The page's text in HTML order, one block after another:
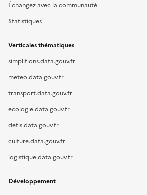
Échangez avec la communauté
Statistiques
Verticales thématiques
simplifions.data.gouv.fr
meteo.data.gouv.fr
transport.data.gouv.fr
ecologie.data.gouv.fr
defis.data.gouv.fr
culture.data.gouv.fr
logistique.data.gouv.fr
Développement